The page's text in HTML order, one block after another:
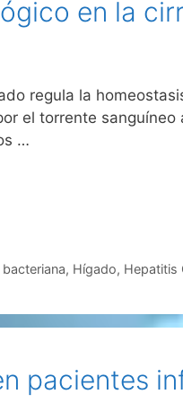
en la
regula la
el torrente
…
, Hígado, Hepatitis
pacientes